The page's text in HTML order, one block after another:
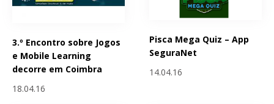
3.º Encontro sobre Jogos
e Mobile Learning
decorre em Coimbra
18.04.16
Pisca Mega Quiz – App
SeguraNet
14.04.16